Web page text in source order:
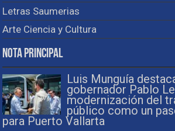
Letras Saumerias
Arte Ciencia y Cultura
Nota Principal
Luis Munguía
gobernador Pablo
modernización del
público como un
para Puerto Vallarta